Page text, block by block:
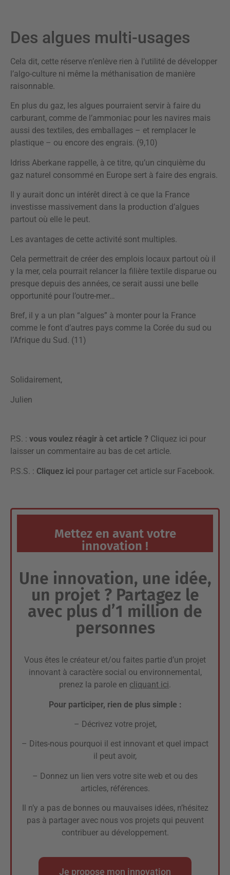
Des algues multi-usages
Cela dit, cette réserve n’enlève rien à l’utilité de développer
l’algo-culture ni même la méthanisation de manière
raisonnable.
En plus du gaz, les algues pourraient servir à faire du
carburant, comme de l’ammoniac pour les navires mais
aussi des textiles, des emballages – et remplacer le
plastique – ou encore des engrais. (9,10)
Idriss Aberkane rappelle, à ce titre, qu’un cinquième du
gaz naturel consommé en Europe sert à faire des engrais.
Il y aurait donc un intérêt direct à ce que la France
investisse massivement dans la production d’algues
partout où elle le peut.
Les avantages de cette activité sont multiples.
Cela permettrait de créer des emplois locaux partout où il
y la mer, cela pourrait relancer la filière textile disparue ou
presque depuis des années, ce serait aussi une belle
opportunité pour l’outre-mer…
Bref, il y a un plan “algues” à monter pour la France
comme le font d’autres pays comme la Corée du sud ou
l’Afrique du Sud. (11)
Solidairement,
Julien
P.S. : vous voulez réagir à cet article ? Cliquez ici pour
laisser un commentaire au bas de cet article.
P.S.S. : Cliquez ici pour partager cet article sur Facebook.
Mettez en avant votre
innovation !
Une innovation, une idée,
un projet ? Partagez le
avec plus d’1 million de
personnes
Vous êtes le créateur et/ou faites partie d’un projet
innovant à caractère social ou environnemental,
prenez la parole en cliquant ici.
Pour participer, rien de plus simple :
– Décrivez votre projet,
– Dites-nous pourquoi il est innovant et quel impact
il peut avoir,
– Donnez un lien vers votre site web et ou des
articles, références.
Il n’y a pas de bonnes ou mauvaises idées, n’hésitez
pas à partager avec nous vos projets qui peuvent
contribuer au développement.
Je propose mon innovation